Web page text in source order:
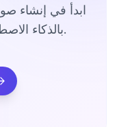
ابدأ في إنشاء
بالذكاء الاصطناعي. لا حاجة لبطاقة ائتمان.